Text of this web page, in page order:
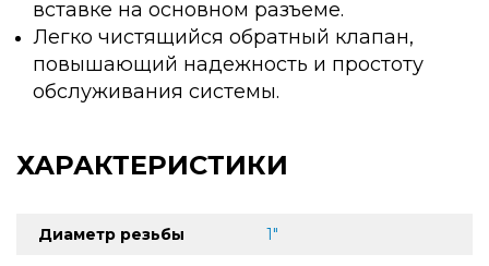
вставке на основном разъеме.
Легко чистящийся обратный клапан,
повышающий надежность и простоту
обслуживания системы.
ХАРАКТЕРИСТИКИ
Диаметр резьбы 1"